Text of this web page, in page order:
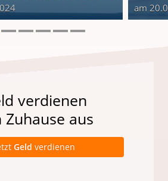
am
verdienen
Zuhause aus
Geld verdienen